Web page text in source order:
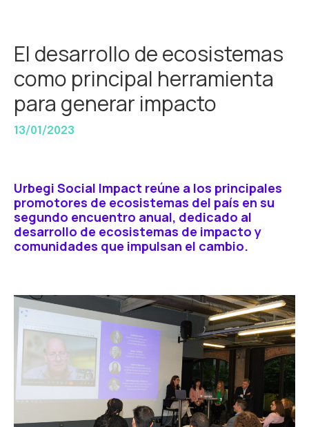
El desarrollo de ecosistemas
como principal herramienta
para generar impacto
13/01/2023
Urbegi Social Impact reúne a los principales
promotores de ecosistemas del país en su
segundo encuentro anual, dedicado al
desarrollo de ecosistemas de impacto y
comunidades que impulsan el cambio.